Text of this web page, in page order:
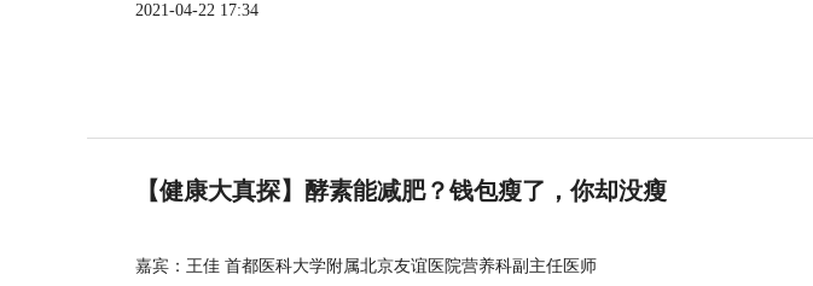
2021-04-22 17:34
【健康大真探】酵素能减肥？钱包瘦了，你却没瘦
嘉宾：王佳 首都医科大学附属北京友谊医院营养科副主任医师